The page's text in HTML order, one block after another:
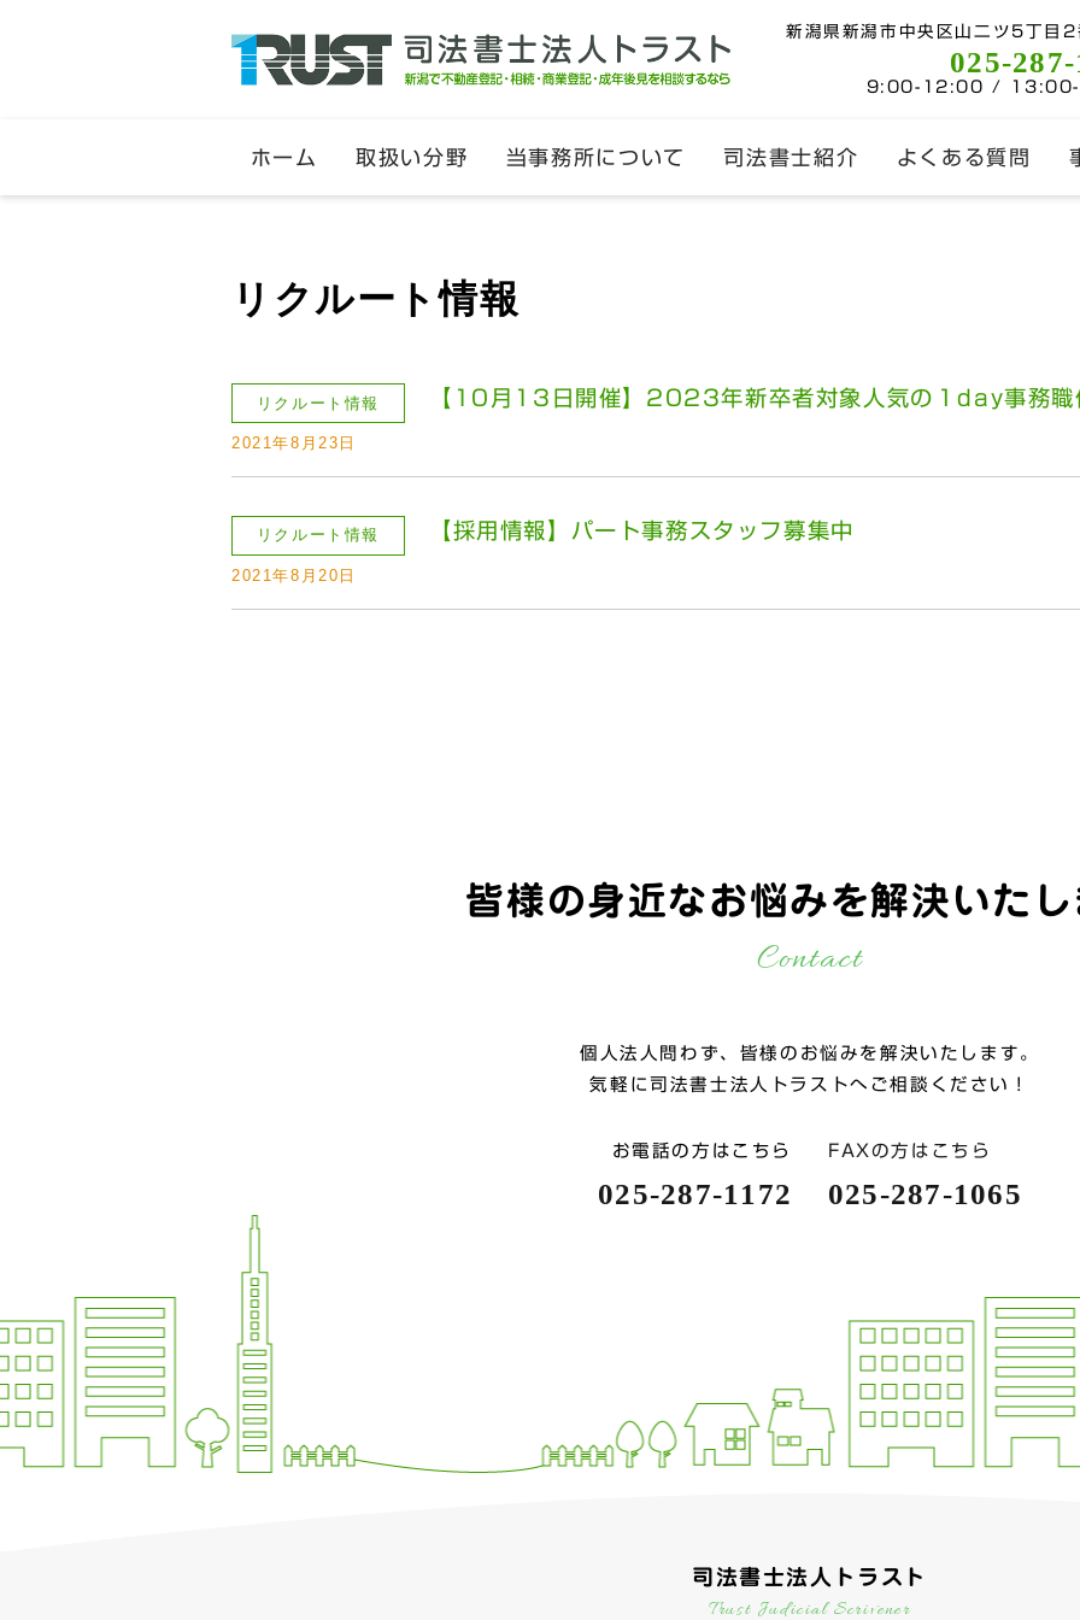
新潟県新潟市中央区山二ツ5丁目
025-
9:00-12:00 /
ホーム 取扱い分野 当事務所について 司法書士紹介 よくある質問
リクルート情報
【10月13日開催】2023年新卒者対象人気の１day事務職
リクルート情報
2021年8月23日
【採用情報】パート事務スタッフ募集中
リクルート情報
2021年8月20日
皆様の身近なお悩みを解決いた
Contact
個人法人問わず、皆様のお悩みを解決いたします。
気軽に司法書士法人トラストへご相談ください！
お電話の方はこちら
025-287-1172
FAXの方はこちら
025-287-1065
司法書士法人トラスト
Trust Judicial Scrivener